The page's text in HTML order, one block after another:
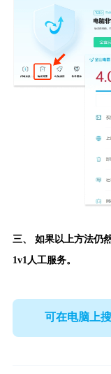
三、 如果以上方法仍
1v1人工服务。
可在电脑上